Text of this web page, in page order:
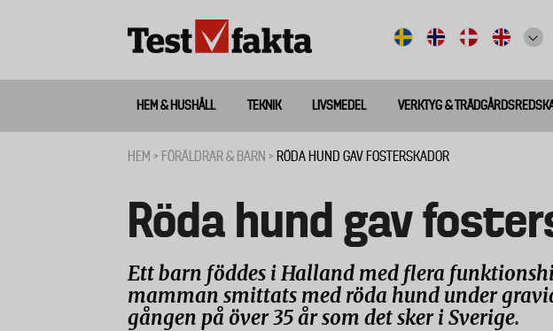
Huvudmeny
ny
HEM & HUSHÅLL TEKNIK LIVSMEDEL VERKTYG &
HEM FÖRÄLDRAR & BARN RÖDA HUND GAV FOSTERSKADOR
Röda hund gav
Ett barn föddes i Halland med flera
mamman smittats med röda hund under
gången på över 35 år som det sker i Sverige.